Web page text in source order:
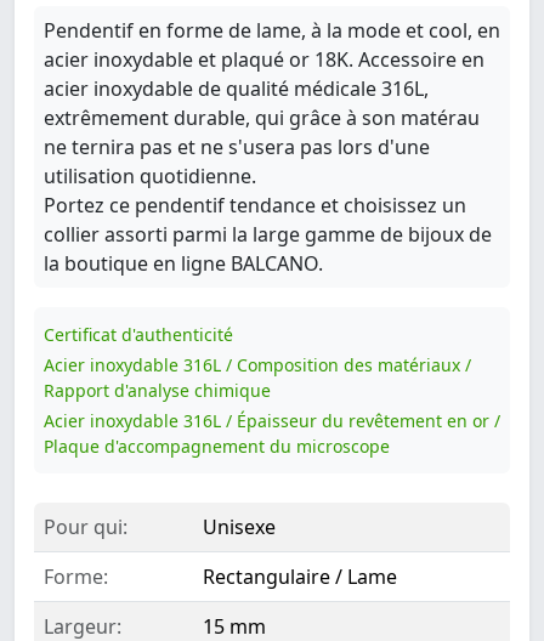
Pendentif en forme de lame, à la mode et cool, en
acier inoxydable et plaqué or 18K. Accessoire en
acier inoxydable de qualité médicale 316L,
extrêmement durable, qui grâce à son matérau
ne ternira pas et ne s'usera pas lors d'une
utilisation quotidienne.
Portez ce pendentif tendance et choisissez un
collier assorti parmi la large gamme de bijoux de
la boutique en ligne BALCANO.
Certificat d'authenticité
Acier inoxydable 316L / Composition des matériaux /
Rapport d'analyse chimique
Acier inoxydable 316L / Épaisseur du revêtement en or /
Plaque d'accompagnement du microscope
Pour qui:
Unisexe
Forme:
Rectangulaire / Lame
Largeur:
15 mm